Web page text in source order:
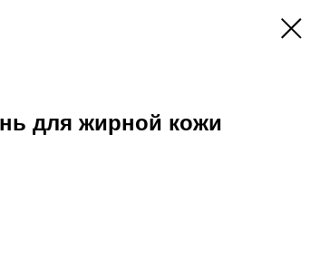
для жирной кожи